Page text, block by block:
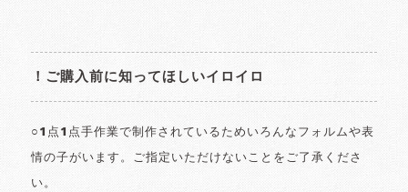
！ご購入前に知ってほしいイロイロ
○1点1点手作業で制作されているためいろんなフォルムや表
情の子がいます。ご指定いただけないことをご了承くださ
い。